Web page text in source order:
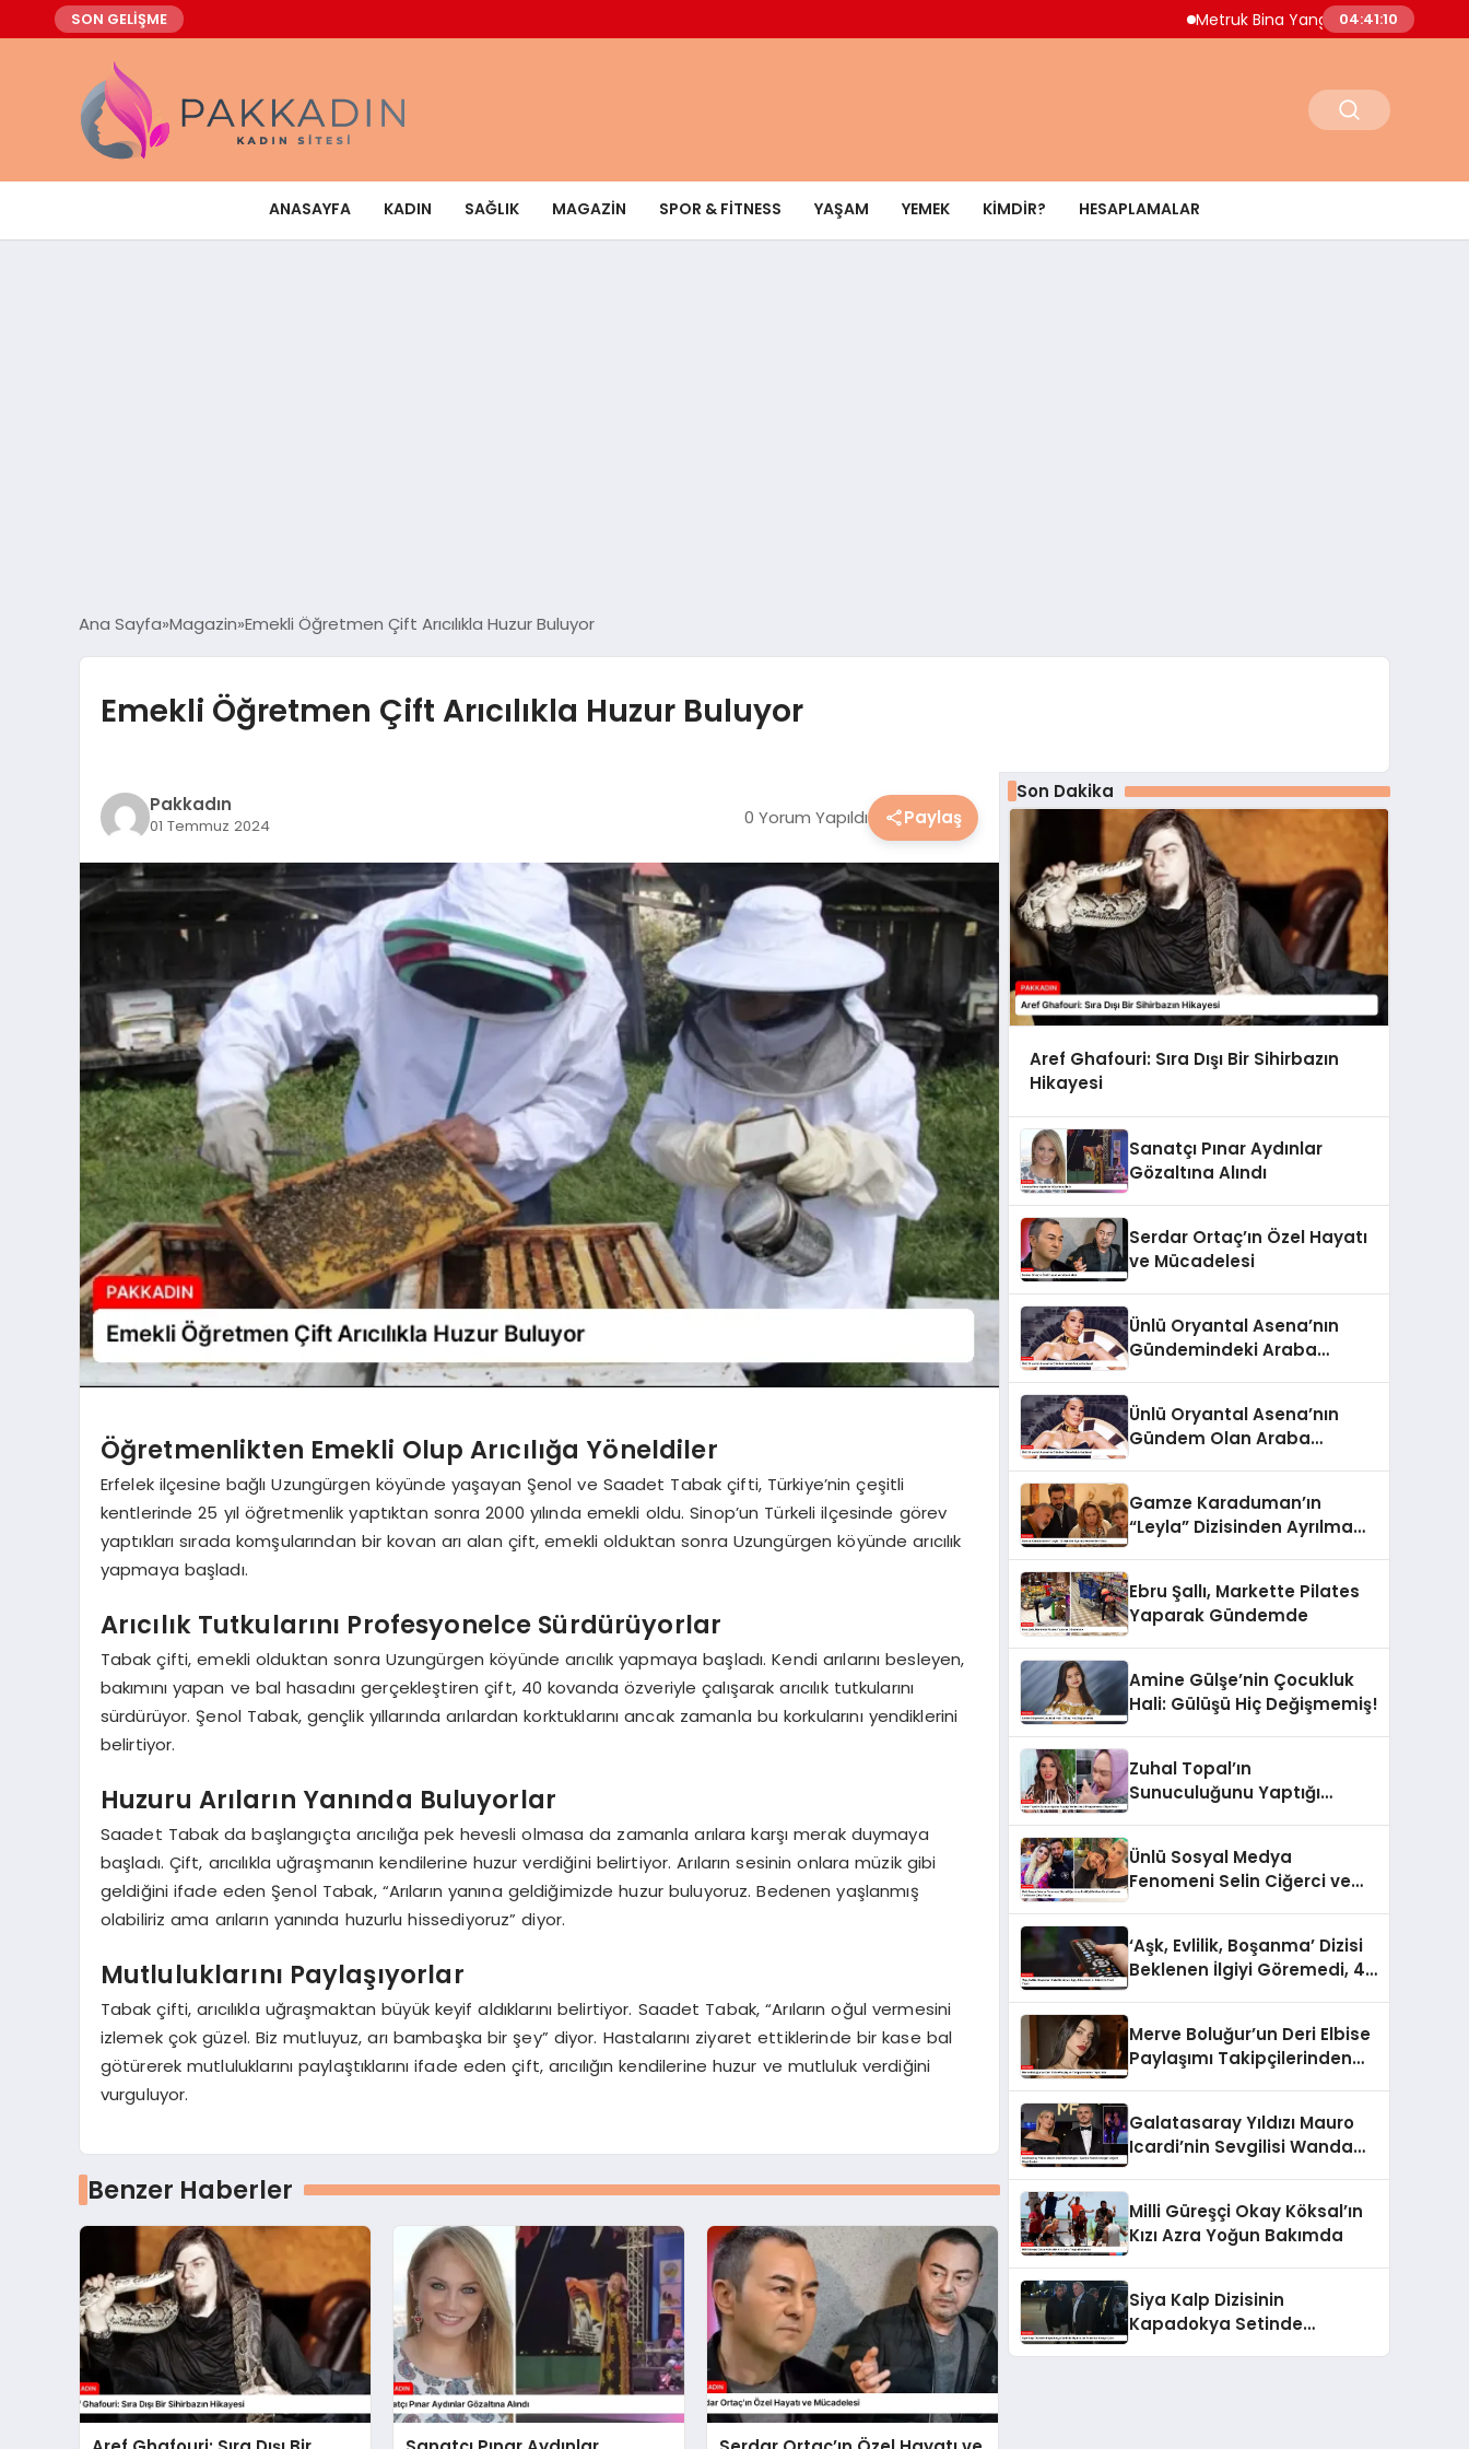
SON GELİŞME Metruk Bina Yangını Adnan Menderes
04:41:11
ANASAYFA KADIN SAĞLIK MAGAZIN SPOR & FITNESS YAŞAM YEMEK KIMDIR? HESAPLAMALAR
Ana Sayfa Magazin Emekli Öğretmen Çift Arıcılıkla Huzur Buluyor
Emekli Öğretmen Çift Arıcılıkla Huzur Buluyor
Pakkadın
01 Temmuz 2024 0 Yorum Yapıldı Paylaş
Öğretmenlikten Emekli Olup Arıcılığa Yöneldiler
Erfelek ilçesine bağlı Uzungürgen köyünde yaşayan Şenol ve Saadet Tabak çifti, Türkiye’nin çeşitli
kentlerinde 25 yıl öğretmenlik yaptıktan sonra 2000 yılında emekli oldu. Sinop’un Türkeli ilçesinde görev
yaptıkları sırada komşularından bir kovan arı alan çift, emekli olduktan sonra Uzungürgen köyünde arıcılık
yapmaya başladı.
Arıcılık Tutkularını Profesyonelce Sürdürüyorlar
Tabak çifti, emekli olduktan sonra Uzungürgen köyünde arıcılık yapmaya başladı. Kendi arılarını besleyen,
bakımını yapan ve bal hasadını gerçekleştiren çift, 40 kovanda özveriyle çalışarak arıcılık tutkularını
sürdürüyor. Şenol Tabak, gençlik yıllarında arılardan korktuklarını ancak zamanla bu korkularını yendiklerini
belirtiyor.
Huzuru Arıların Yanında Buluyorlar
Saadet Tabak da başlangıçta arıcılığa pek hevesli olmasa da zamanla arılara karşı merak duymaya
başladı. Çift, arıcılıkla uğraşmanın kendilerine huzur verdiğini belirtiyor. Arıların sesinin onlara müzik gibi
geldiğini ifade eden Şenol Tabak, “Arıların yanına geldiğimizde huzur buluyoruz. Bedenen yaşlanmış
olabiliriz ama arıların yanında huzurlu hissediyoruz” diyor.
Mutluluklarını Paylaşıyorlar
Tabak çifti, arıcılıkla uğraşmaktan büyük keyif aldıklarını belirtiyor. Saadet Tabak, “Arıların oğul vermesini
izlemek çok güzel. Biz mutluyuz, arı bambaşka bir şey” diyor. Hastalarını ziyaret ettiklerinde bir kase bal
götürerek mutluluklarını paylaştıklarını ifade eden çift, arıcılığın kendilerine huzur ve mutluluk verdiğini
vurguluyor.
Benzer Haberler
Son Dakika
Aref Ghafouri: Sıra Dışı Bir Sihirbazın
Hikayesi
Sanatçı Pınar Aydınlar
Gözaltına Alındı
Serdar Ortaç’ın Özel Hayatı
ve Mücadelesi
Ünlü Oryantal Asena’nın
Gündemindeki Araba
Ünlü Oryantal Asena’nın
Gündem Olan Araba
Gamze Karaduman’ın
“Leyla” Dizisinden Ayrılma
Ebru Şallı, Markette Pilates
Yaparak Gündemde
Amine Gülşe’nin Çocukluk
Hali: Gülüşü Hiç Değişmemiş!
Zuhal Topal’ın
Sunuculuğunu Yaptığı
Ünlü Sosyal Medya
Fenomeni Selin Ciğerci ve
Yasağı
‘Aşk, Evlilik, Boşanma’ Dizisi
Beklenen İlgiyi Göremedi, 4.
Merve Boluğur’un Deri Elbise
Paylaşımı Takipçilerinden
Galatasaray Yıldızı Mauro
Icardi’nin Sevgilisi Wanda
Milli Güreşçi Okay Köksal’ın
Kızı Azra Yoğun Bakımda
Siya Kalp Dizisinin
Kapadokya Setinde